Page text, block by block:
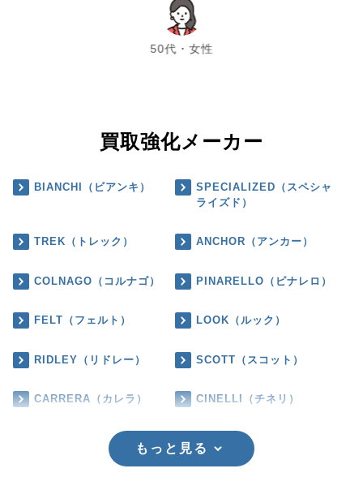
50代・女性
chevron_left chevron_right
買取強化メーカー
BIANCHI（ビアンキ）
SPECIALIZED（スペシャ
ライズド）
TREK（トレック） ANCHOR（アンカー）
COLNAGO（コルナゴ） PINARELLO（ピナレロ）
FELT（フェルト） LOOK（ルック）
RIDLEY（リドレー） SCOTT（スコット）
CARRERA（カレラ） CINELLI（チネリ）
もっと見る